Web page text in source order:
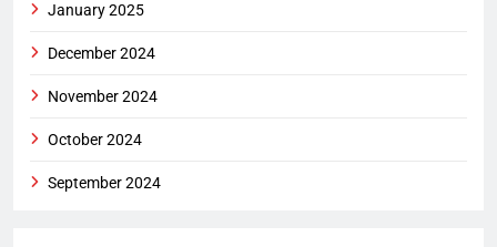
January 2025
December 2024
November 2024
October 2024
September 2024